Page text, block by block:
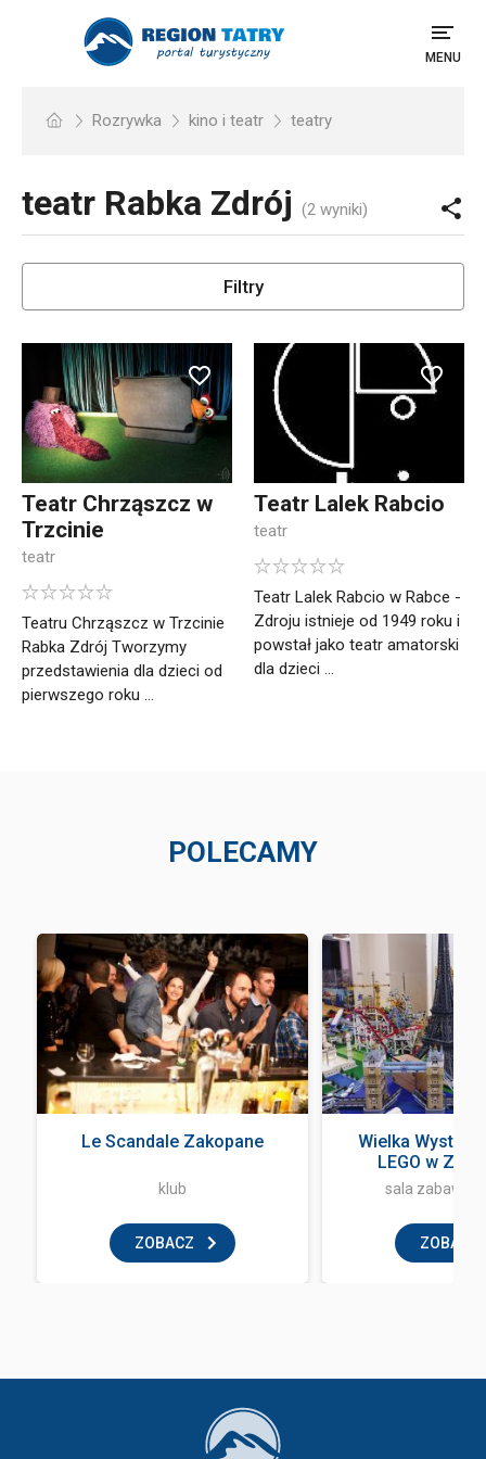
MENU
Rozrywka kino i teatr teatry
teatr Rabka Zdrój (2 wyniki)
Filtry
Teatr Chrząszcz w
Trzcinie
teatr
Teatru Chrząszcz w Trzcinie
Rabka Zdrój Tworzymy
przedstawienia dla dzieci od
pierwszego roku ...
Teatr Lalek Rabcio
teatr
Teatr Lalek Rabcio w Rabce -
Zdroju istnieje od 1949 roku i
powstał jako teatr amatorski
dla dzieci ...
POLECAMY
Le Scandale Zakopane
klub
ZOBACZ
Wielka
LEGO w
sala zabaw
ZOBACZ